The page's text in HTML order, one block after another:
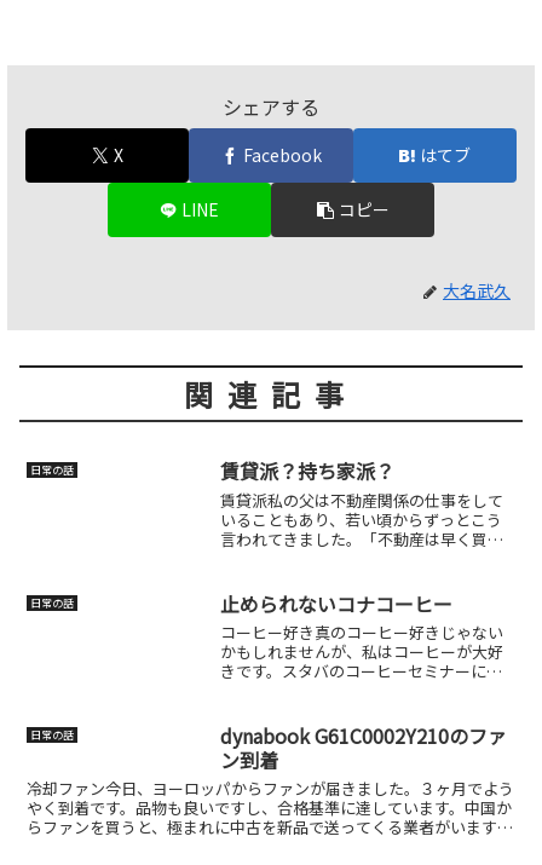
シェアする
X Facebook はてブ
LINE コピー
大名武久
関連記事
日常の話 賃貸派？持ち家派？
賃貸派私の父は不動産関係の仕事をして
いることもあり、若い頃からずっとこう
言われてきました。「不動産は早く買
父からすれば、賃貸で家賃を払い続ける
ことは “損” とい...
日常の話 止められないコナコーヒー
コーヒー好き真のコーヒー好きじゃない
かもしれませんが、私はコーヒーが大好
きです。スタバのコーヒーセミナーにも
す（これが真のコーヒー好きではないみ
たいです笑）ヘーゼルナッツ...
日常の話
dynabook G61C0002Y210のファ
ン到着
冷却ファン今日、ヨーロッパからファンが届きました。３ヶ月でよう
やく到着です。品物も良いですし、合格基準に達しています。中国か
らファンを買うと、極まれに中古を新品で送ってくる業者がいます。